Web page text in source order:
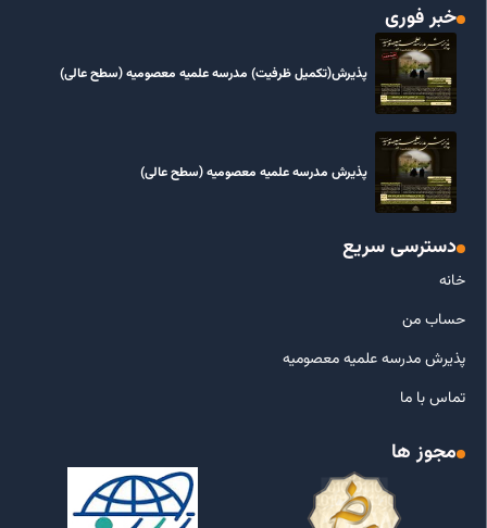
خبر فوری
پذیرش(تکمیل ظرفیت) مدرسه علمیه معصومیه‌ (سطح عالی)
پذیرش مدرسه علمیه معصومیه‌ (سطح عالی)
دسترسی سریع
خانه
حساب من
پذیرش مدرسه علمیه معصومیه
تماس با ما
مجوز ها